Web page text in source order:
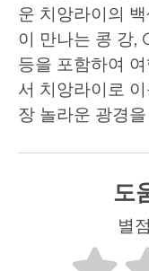
운 치앙라이의
이 만나는 콩 강,
등을 포함하여
서 치앙라이로
장 놀라운 광경
도
별